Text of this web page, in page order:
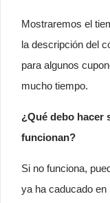
Mostraremos el
la descripción del
para algunos
mucho tiempo.
¿Qué debo hacer
funcionan?
Si no funciona,
ya ha caducado